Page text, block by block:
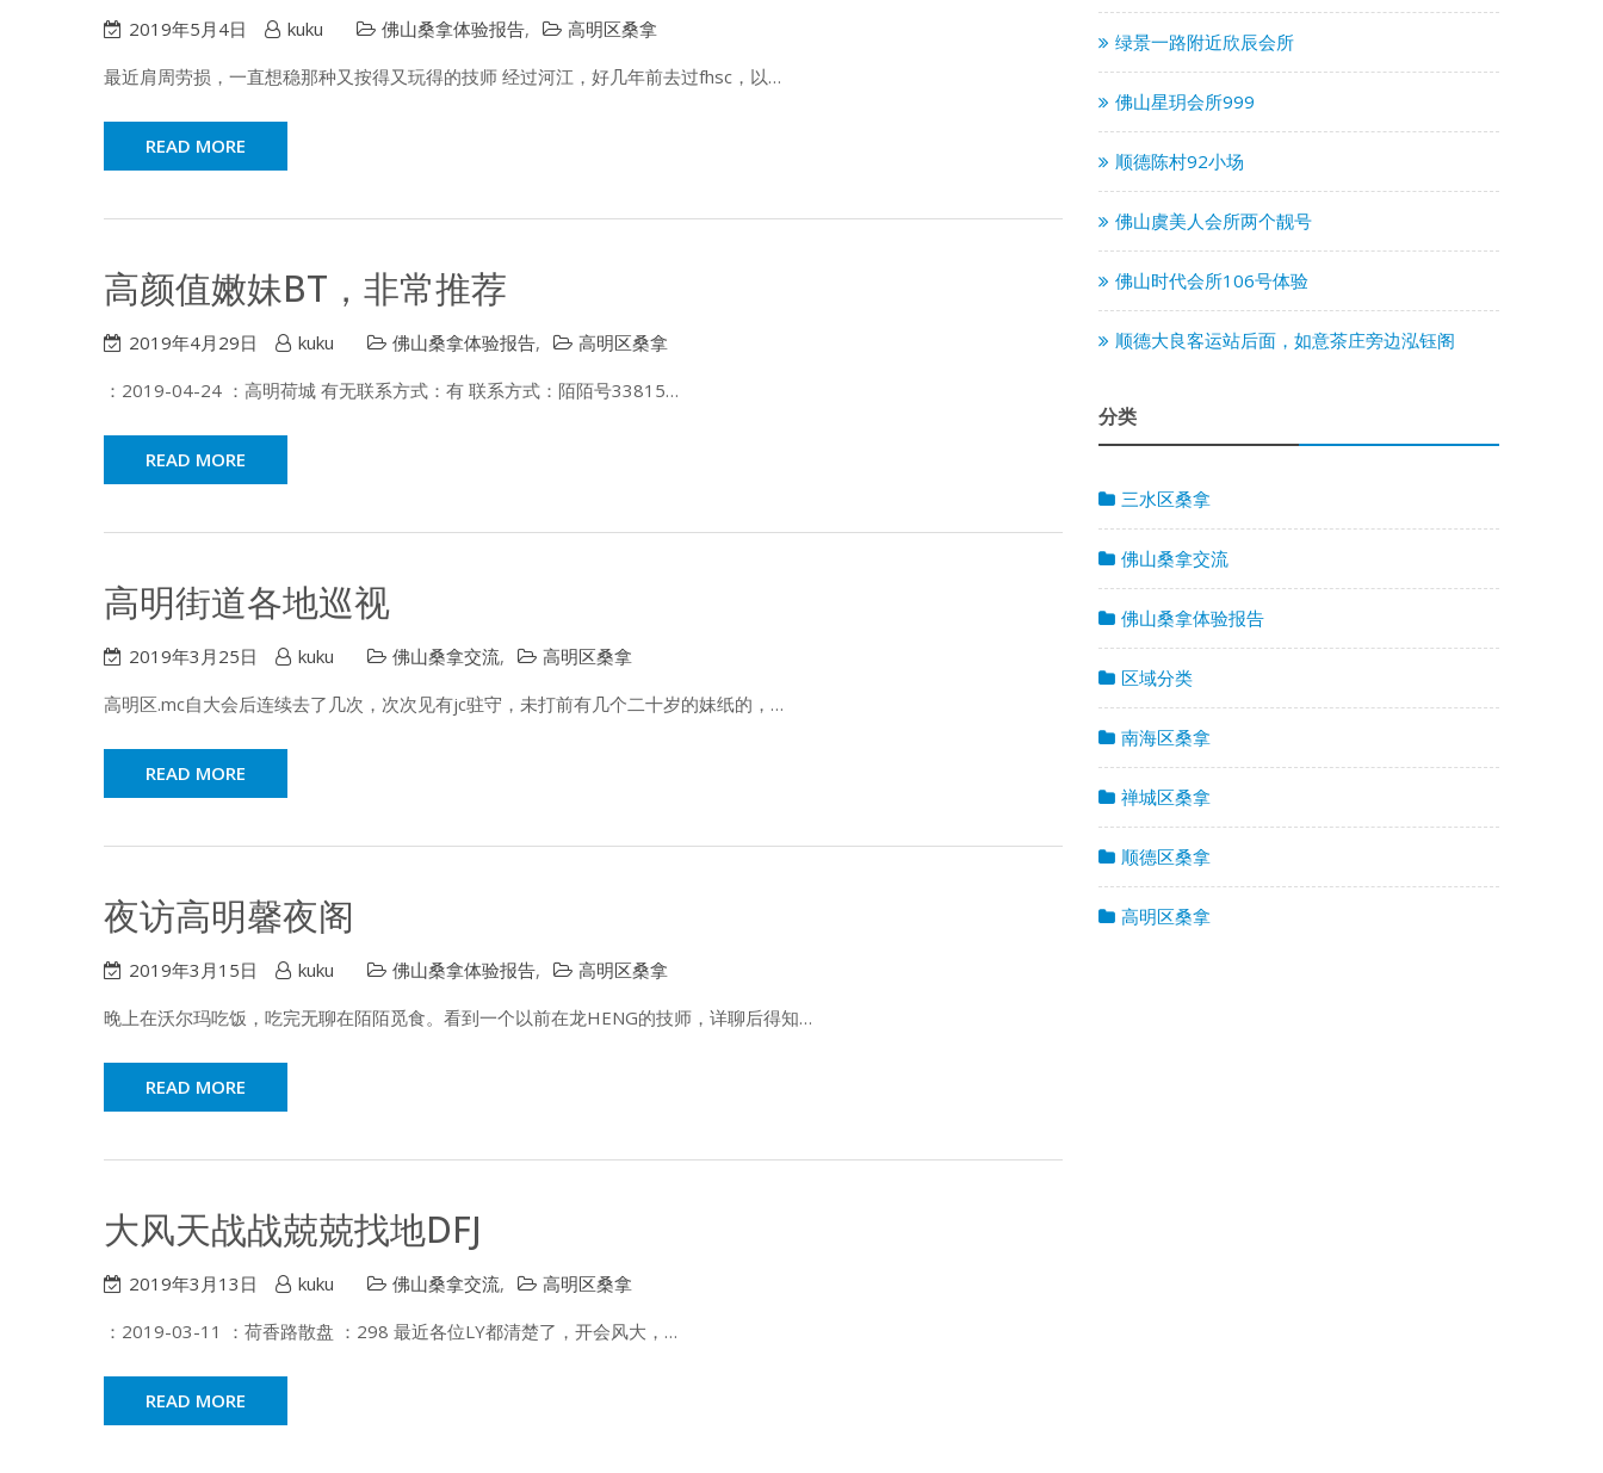
2019年5月4日 kuku 佛山桑拿体验报告,
高明区桑拿
最近肩周劳损，一直想稳那种又按得又玩得的技师 经过河江，好几年前去过fhsc，以…
READ MORE
高颜值嫩妹BT，非常推荐
2019年4月29日 kuku 佛山桑拿体验报告,
高明区桑拿
：2019-04-24 ：高明荷城 有无联系方式：有 联系方式：陌陌号33815…
READ MORE
高明街道各地巡视
2019年3月25日 kuku 佛山桑拿交流,
高明区桑拿
高明区.mc自大会后连续去了几次，次次见有jc驻守，未打前有几个二十岁的妹纸的，…
READ MORE
夜访高明馨夜阁
2019年3月15日 kuku 佛山桑拿体验报告,
高明区桑拿
晚上在沃尔玛吃饭，吃完无聊在陌陌觅食。看到一个以前在龙HENG的技师，详聊后得知…
READ MORE
大风天战战兢兢找地DFJ
2019年3月13日 kuku 佛山桑拿交流,
高明区桑拿
：2019-03-11 ：荷香路散盘 ：298 最近各位LY都清楚了，开会风大，…
READ MORE
绿景一路附近欣辰会所
佛山星玥会所999
顺德陈村92小场
佛山虞美人会所两个靓号
佛山时代会所106号体验
顺德大良客运站后面，如意茶庄旁边泓钰阁
分类
三水区桑拿
佛山桑拿交流
佛山桑拿体验报告
区域分类
南海区桑拿
禅城区桑拿
顺德区桑拿
高明区桑拿